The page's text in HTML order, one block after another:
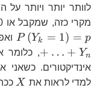
לוותר יותר ויותר
מקרי כזה, שמקבל או 0 או 1, נקרא
P (Yk = 1) = p
+ … + Yn , כלומר
X
אינדיקטורים. כשאני
למדי לראות את X